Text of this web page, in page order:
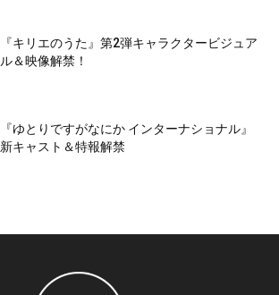
『キリエのうた』第2弾キャラクタービジュア
ル＆映像解禁！
『ゆとりですがなにか インターナショナル』
新キャスト＆特報解禁